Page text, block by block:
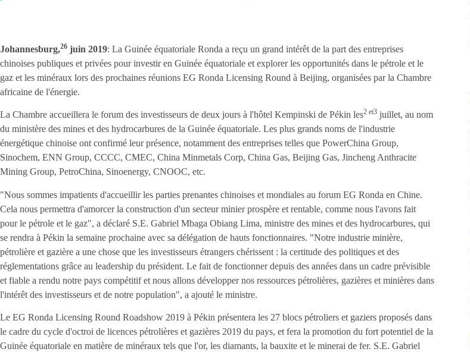
Johannesburg,26 juin 2019: La Guinée équatoriale Ronda a reçu un grand intérêt de la part des entreprises
chinoises publiques et privées pour investir en Guinée équatoriale et explorer les opportunités dans le pétrole et le
gaz et les minéraux lors des prochaines réunions EG Ronda Licensing Round à Beijing, organisées par la Chambre
africaine de l'énergie.
La Chambre accueillera le forum des investisseurs de deux jours à l'hôtel Kempinski de Pékin les2 et3 juillet, au nom
du ministère des mines et des hydrocarbures de la Guinée équatoriale. Les plus grands noms de l'industrie
énergétique chinoise ont confirmé leur présence, notamment des entreprises telles que PowerChina Group,
Sinochem, ENN Group, CCCC, CMEC, China Minmetals Corp, China Gas, Beijing Gas, Jincheng Anthracite
Mining Group, PetroChina, Sinoenergy, CNOOC, etc.
"Nous sommes impatients d'accueillir les parties prenantes chinoises et mondiales au forum EG Ronda en Chine.
Cela nous permettra d'amorcer la construction d'un secteur minier prospère et rentable, comme nous l'avons fait
pour le pétrole et le gaz", a déclaré S.E. Gabriel Mbaga Obiang Lima, ministre des mines et des hydrocarbures, qui
se rendra à Pékin la semaine prochaine avec sa délégation de hauts fonctionnaires. "Notre industrie minière,
pétrolière et gazière a une chose que les investisseurs étrangers chérissent : la certitude des politiques et des
réglementations grâce au leadership du président. Le fait de fonctionner depuis des années dans un cadre prévisible
et fiable a rendu notre pays compétitif et nous allons développer nos ressources pétrolières, gazières et minières dans
l'intérêt des investisseurs et de notre population", a ajouté le ministre.
Le EG Ronda Licensing Round Roadshow 2019 à Pékin présentera les 27 blocs pétroliers et gaziers proposés dans
le cadre du cycle d'octroi de licences pétrolières et gazières 2019 du pays, et fera la promotion du fort potentiel de la
Guinée équatoriale en matière de minéraux tels que l'or, les diamants, la bauxite et le minerai de fer. S.E. Gabriel